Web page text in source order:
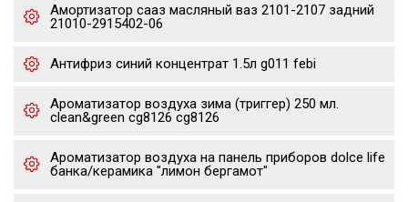
Амортизатор сааз масляный ваз 2101-2107 задний
21010-2915402-06
Антифриз синий концентрат 1.5л g011 febi
Ароматизатор воздуха зима (триггер) 250 мл.
clean&green cg8126 cg8126
Ароматизатор воздуха на панель приборов dolce life
банка/керамика "лимон бергамот"